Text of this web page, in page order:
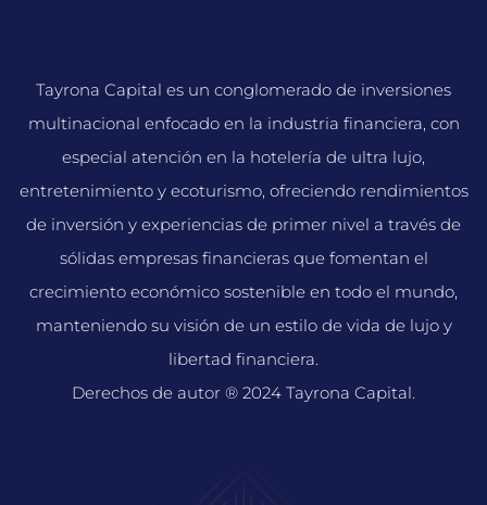
Tayrona Capital es un conglomerado de inversiones
multinacional enfocado en la industria financiera, con
especial atención en la hotelería de ultra lujo,
entretenimiento y ecoturismo, ofreciendo rendimientos
de inversión y experiencias de primer nivel a través de
sólidas empresas financieras que fomentan el
crecimiento económico sostenible en todo el mundo,
manteniendo su visión de un estilo de vida de lujo y
libertad financiera.
Derechos de autor ® 2024 Tayrona Capital.